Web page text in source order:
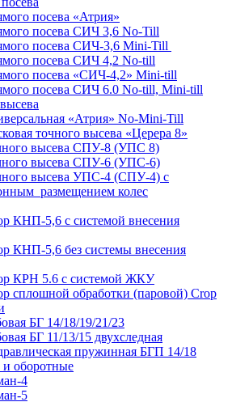
посева «Атрия»
посева СИЧ 3,6 No-Till
посева СИЧ-3,6 Mini-Till
посева СИЧ 4,2 No-till
посева «СИЧ-4,2» Mini-till
посева СИЧ 6.0 No-till, Mini-till
«Атрия» No-Mini-Till
точного высева «Церера 8»
высева СПУ-8 (УПС 8)
высева СПУ-6 (УПС-6)
высева УПС-4 (СПУ-4) с
размещением колес
КНП-5,6 с системой внесения
КНП-5,6 без системы внесения
КРН 5.6 с системой ЖКУ
сплошной обработки (паровой) Crop
БГ 14/18/19/21/23
БГ 11/13/15 двухследная
пружинная БГП 14/18
оборотные
4
5